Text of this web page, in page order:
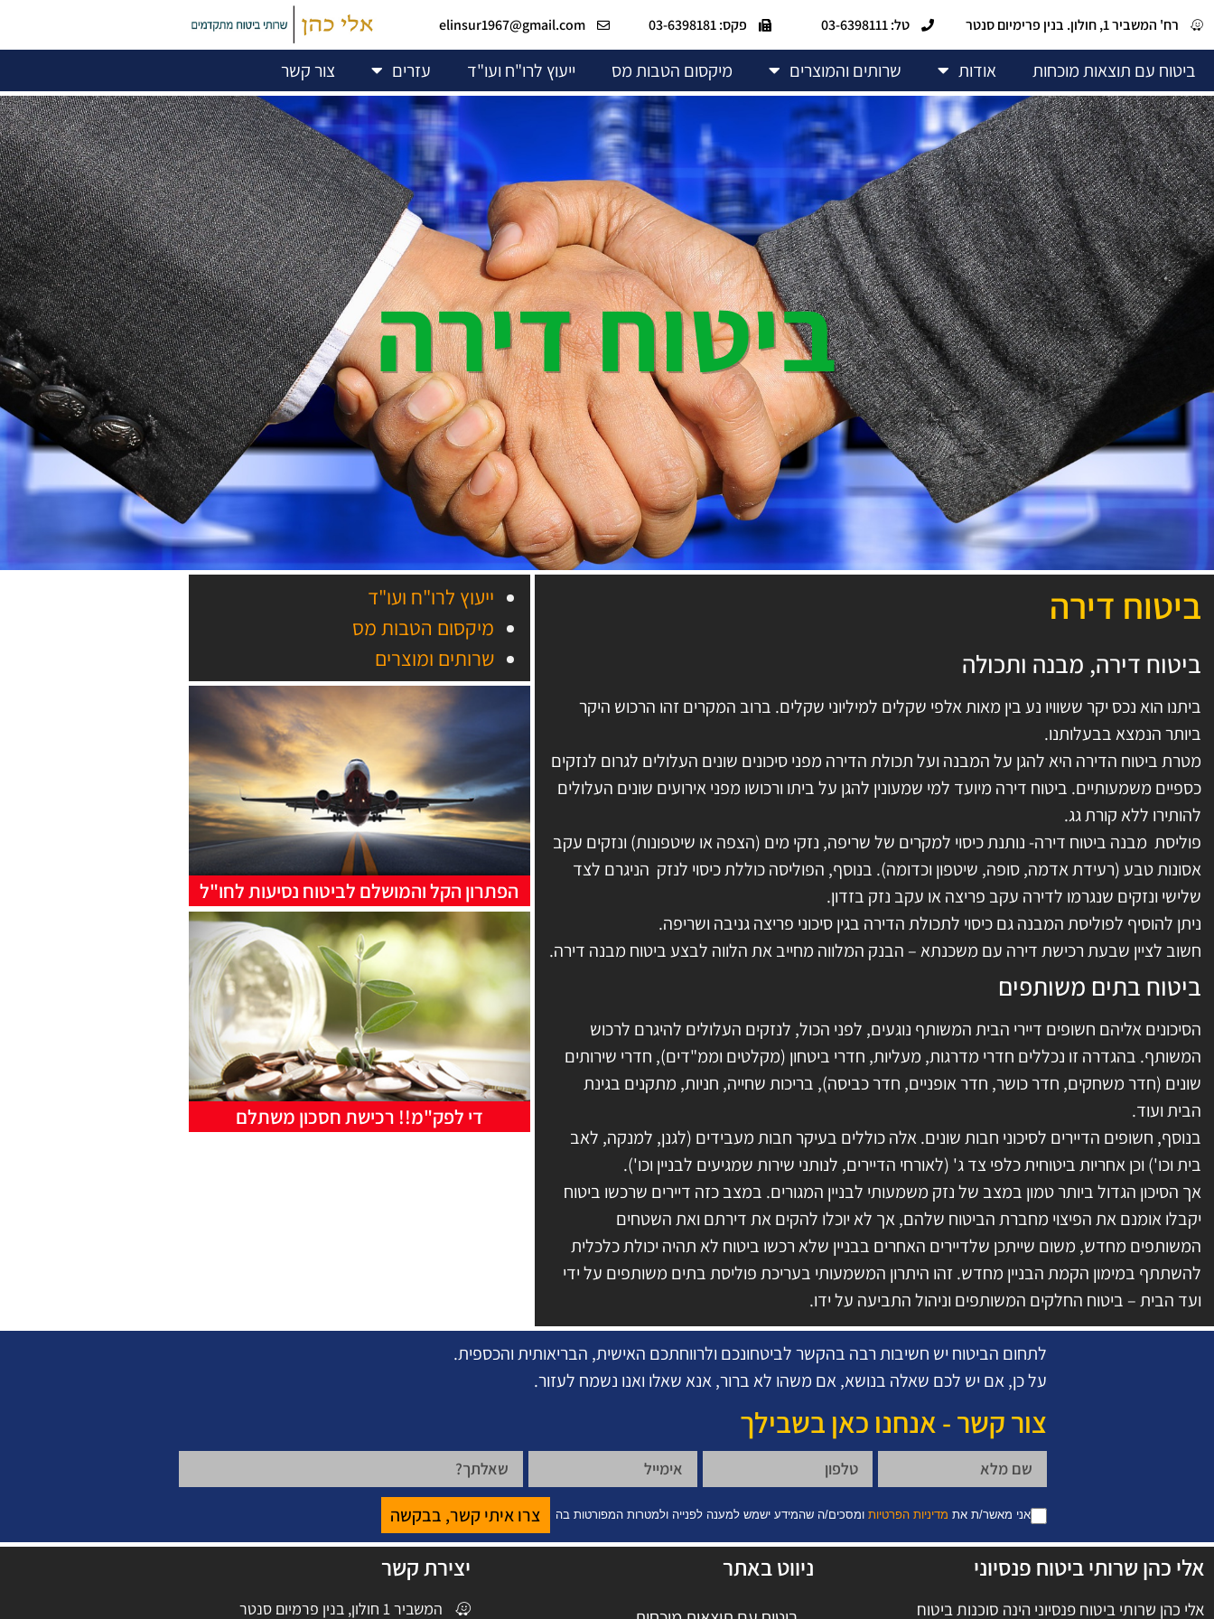
רח' המשביר 1, חולון. בנין פרימיום סנטר טל: 03-6398111 פקס: 03-6398181 elinsur1967@gmail.com
ביטוח עם תוצאות מוכחות​ אודות שרותים והמוצרים מיקסום הטבות מס ייעוץ לרו"ח ועו"ד עזרים צור קשר
ביטוח דירה
ביטוח דירה
ביטוח דירה, מבנה ותכולה
ביתנו הוא נכס יקר ששוויו נע בין מאות אלפי שקלים למיליוני שקלים. ברוב המקרים זהו הרכוש היקר
ביותר הנמצא בבעלותנו.
מטרת ביטוח הדירה היא להגן על המבנה ועל תכולת הדירה מפני סיכונים שונים העלולים לגרום לנזקים
כספיים משמעותיים. ביטוח דירה מיועד למי שמעונין להגן על ביתו ורכושו מפני אירועים שונים העלולים
להותירו ללא קורת גג.
פוליסת מבנה ביטוח דירה- נותנת כיסוי למקרים של שריפה, נזקי מים (הצפה או שיטפונות) ונזקים עקב
אסונות טבע (רעידת אדמה, סופה, שיטפון וכדומה). בנוסף, הפוליסה כוללת כיסוי לנזק הניגרם לצד
שלישי ונזקים שנגרמו לדירה עקב פריצה או עקב נזק בזדון.
ניתן להוסיף לפוליסת המבנה גם כיסוי לתכולת הדירה בגין סיכוני פריצה גניבה ושריפה.
חשוב לציין שבעת רכישת דירה עם משכנתא – הבנק המלווה מחייב את הלווה לבצע ביטוח מבנה דירה.
ביטוח בתים משותפים
הסיכונים אליהם חשופים דיירי הבית המשותף נוגעים, לפני הכול, לנזקים העלולים להיגרם לרכוש
המשותף. בהגדרה זו נכללים חדרי מדרגות, מעליות, חדרי ביטחון (מקלטים וממ"דים), חדרי שירותים
שונים (חדר משחקים, חדר כושר, חדר אופניים, חדר כביסה), בריכות שחייה, חניות, מתקנים בגינת
הבית ועוד.
בנוסף, חשופים הדיירים לסיכוני חבות שונים. אלה כוללים בעיקר חבות מעבידים (לגנן, למנקה, לאב
בית וכו') וכן אחריות ביטוחית כלפי צד ג' (לאורחי הדיירים, לנותני שירות שמגיעים לבניין וכו').
אך הסיכון הגדול ביותר טמון במצב של נזק משמעותי לבניין המגורים. במצב כזה דיירים שרכשו ביטוח
יקבלו אומנם את הפיצוי מחברת הביטוח שלהם, אך לא יוכלו להקים את דירתם ואת השטחים
המשותפים מחדש, משום שייתכן שלדיירים האחרים בבניין שלא רכשו ביטוח לא תהיה יכולת כלכלית
להשתתף במימון הקמת הבניין מחדש. זהו היתרון המשמעותי בעריכת פוליסת בתים משותפים על ידי
ועד הבית – ביטוח החלקים המשותפים וניהול התביעה על ידו.
ייעוץ לרו"ח ועו"ד
מיקסום הטבות מס
שרותים ומוצרים
הפתרון הקל והמושלם לביטוח נסיעות לחו"ל
די לפק"מ!! רכישת חסכון משתלם
לתחום הביטוח יש חשיבות רבה בהקשר לביטחונכם ולרווחתכם האישית, הבריאותית והכספית.
על כן, אם יש לכם שאלה בנושא, אם משהו לא ברור, אנא שאלו ואנו נשמח לעזור.
צור קשר - אנחנו כאן בשבילך
אני מאשר/ת את מדיניות הפרטיותומסכים/ה שהמידע ישמש למענה לפנייה ולמטרות המפורטות בה צרו איתי קשר, בבקשה
אלי כהן שרותי ביטוח פנסיוני
אלי כהן שרותי ביטוח פנסיוני הינה סוכנות ביטוח
ניווט באתר יצירת קשר
המשביר 1 חולון, בנין פרמיום סנטר